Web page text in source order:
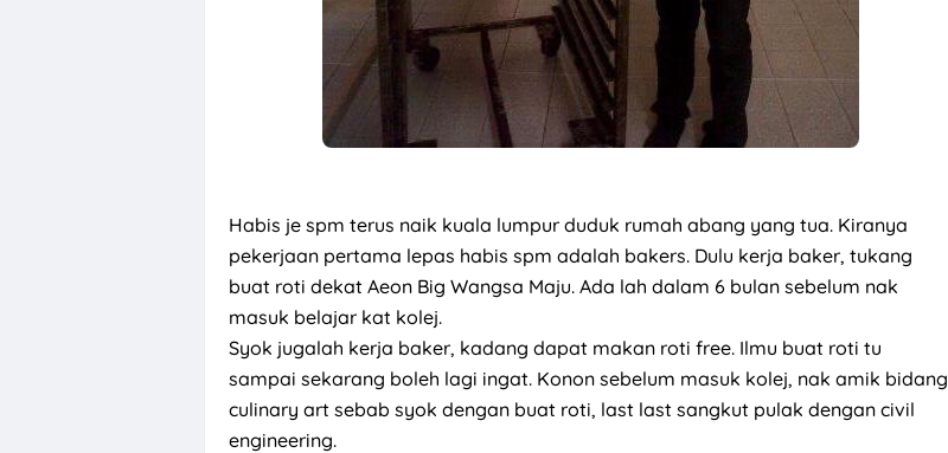
Habis je spm terus naik kuala lumpur duduk rumah abang yang tua. Kiranya
pekerjaan pertama lepas habis spm adalah bakers. Dulu kerja baker, tukang
buat roti dekat Aeon Big Wangsa Maju. Ada lah dalam 6 bulan sebelum nak
masuk belajar kat kolej.
Syok jugalah kerja baker, kadang dapat makan roti free. Ilmu buat roti tu
sampai sekarang boleh lagi ingat. Konon sebelum masuk kolej, nak amik bidang
culinary art sebab syok dengan buat roti, last last sangkut pulak dengan civil
engineering.